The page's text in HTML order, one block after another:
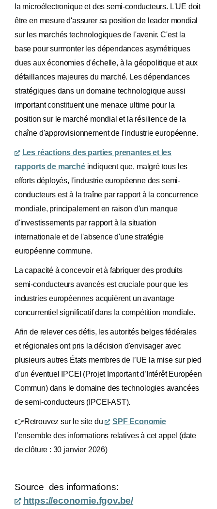
la microélectronique et des semi-conducteurs. L'UE doit
être en mesure d'assurer sa position de leader mondial
sur les marchés technologiques de l'avenir. C'est la
base pour surmonter les dépendances asymétriques
dues aux économies d'échelle, à la géopolitique et aux
défaillances majeures du marché. Les dépendances
stratégiques dans un domaine technologique aussi
important constituent une menace ultime pour la
position sur le marché mondial et la résilience de la
chaîne d'approvisionnement de l'industrie européenne.
Les réactions des parties prenantes et les
rapports de marchéindiquent que, malgré tous les
efforts déployés, l'industrie européenne des semi-
conducteurs est à la traîne par rapport à la concurrence
mondiale, principalement en raison d'un manque
d'investissements par rapport à la situation
internationale et de l'absence d'une stratégie
européenne commune.
La capacité à concevoir et à fabriquer des produits
semi-conducteurs avancés est cruciale pour que les
industries européennes acquièrent un avantage
concurrentiel significatif dans la compétition mondiale.
Afin de relever ces défis, les autorités belges fédérales
et régionales ont pris la décision d'envisager avec
plusieurs autres États membres de l’UE la mise sur pied
d'un éventuel IPCEI (Projet Important d’Intérêt Européen
Commun) dans le domaine des technologies avancées
de semi-conducteurs (IPCEI-AST).
👉Retrouvez sur le site du
SPF Economie
l’ensemble des informations relatives à cet appel (date
de clôture : 30 janvier 2026)
Source des informations:
https://economie.fgov.be/